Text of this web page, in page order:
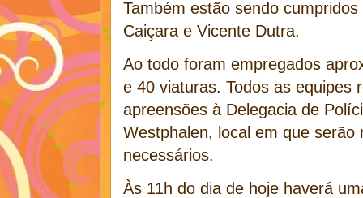
Também estão sendo
Caiçara e Vicente Dutra.
Ao todo foram empregados
e 40 viaturas. Todos as equipes
apreensões à Delegacia de
Westphalen, local em que serão
necessários.
Às 11h do dia de hoje haverá